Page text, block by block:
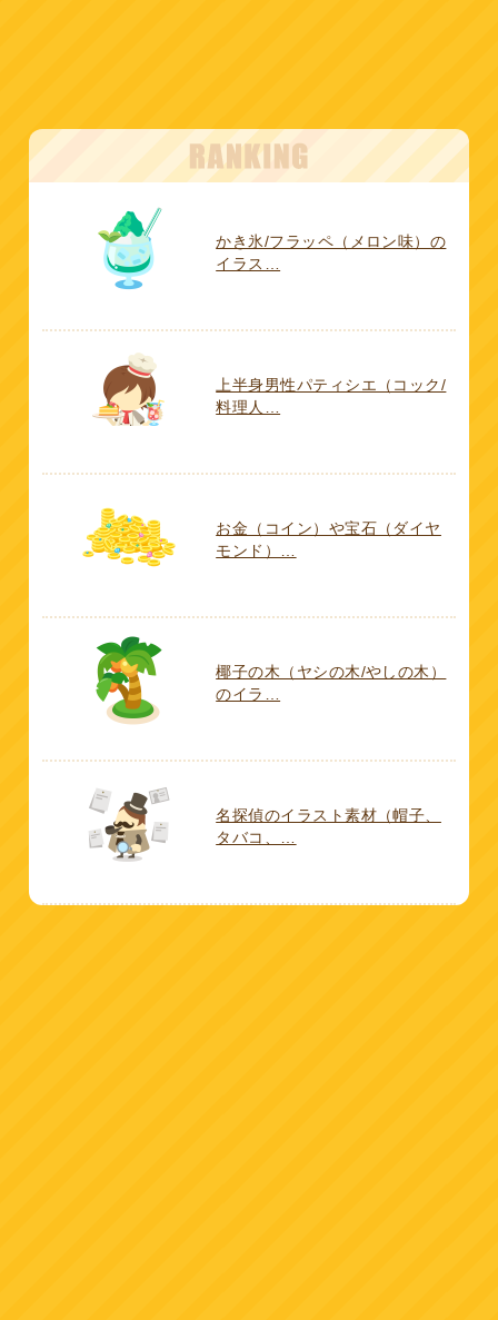
かき氷/フラッペ（メロン味）の
イラス…
上半身男性パティシエ（コック/
料理人…
お金（コイン）や宝石（ダイヤ
モンド）…
椰子の木（ヤシの木/やしの木）
のイラ…
名探偵のイラスト素材（帽子、
タバコ、…